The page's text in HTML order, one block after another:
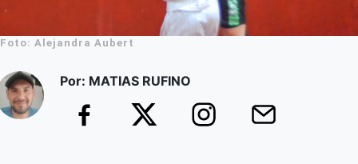
Foto: Alejandra Aubert
Por: MATIAS RUFINO